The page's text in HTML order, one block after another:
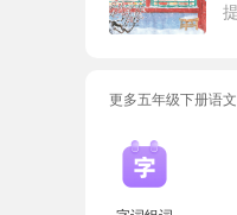
更多五年级下册语